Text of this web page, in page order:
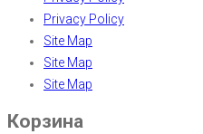
Privacy Policy
Site Map
Site Map
Site Map
Корзина